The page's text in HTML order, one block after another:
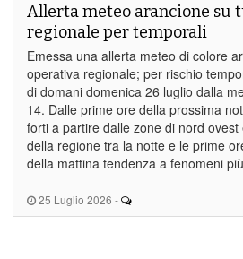
25 Luglio 2026 -
Allerta meteo arancione
regionale per temporali
Emessa una allerta meteo di colore
operativa regionale; per rischio
di domani domenica 26 luglio dalla
14. Dalle prime ore della prossima
forti a partire dalle zone di nord
della regione tra la notte e le prime
della mattina tendenza a fenomeni